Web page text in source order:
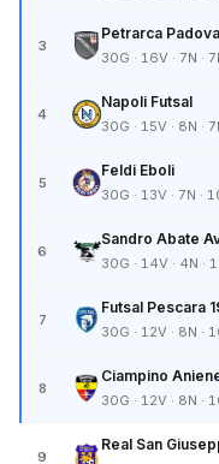
3
Petrarca Padova
30G · 16V · 7N ·
4
Napoli Futsal
30G · 15V · 8N ·
5
Feldi Eboli
30G · 13V · 7N ·
6
Sandro Abate
30G · 14V · 4N ·
7
Futsal Pescara
30G · 12V · 8N ·
8
Ciampino
30G · 12V · 8N ·
9
Real San